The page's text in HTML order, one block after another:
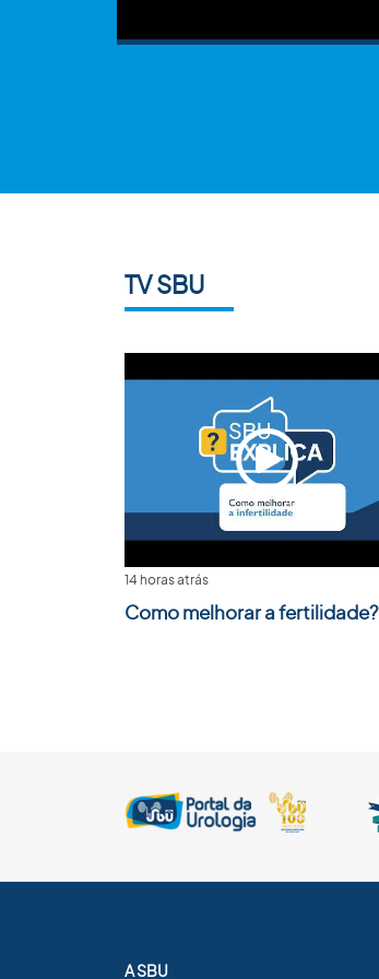
TV SBU
14 horas atrás
Como melhorar a fertilidade?
A SBU